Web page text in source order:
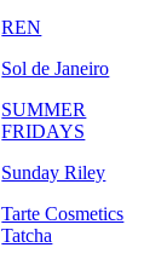
REN
Sol de Janeiro
SUMMER
FRIDAYS
Sunday Riley
Tarte Cosmetics
Tatcha